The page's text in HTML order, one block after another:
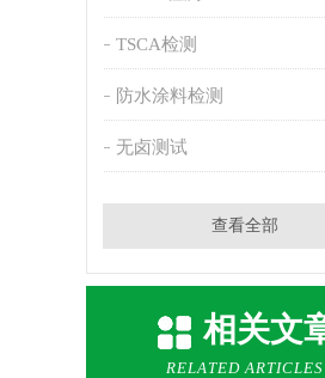
TSCA检测
防水涂料检测
无卤测试
查看全部
相关文
RELATED ARTICLES